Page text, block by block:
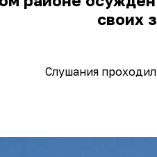
своих
Слушания